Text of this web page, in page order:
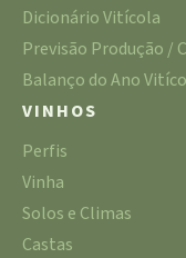
Dicionário Vitícola
Previsão Produção /
Balanço do Ano
VINHOS
Perfis
Vinha
Solos e Climas
Castas